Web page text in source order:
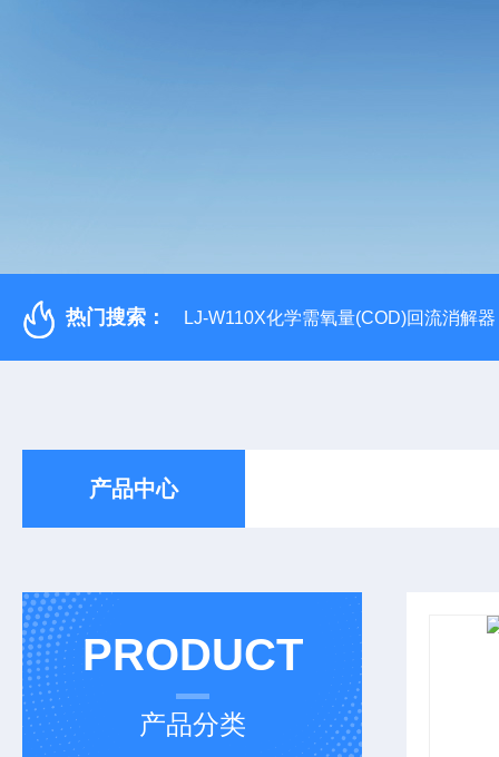
热门搜索： LJ-W110X化学需氧量(COD)回流消解器
产品中心
PRODUCT
产品分类